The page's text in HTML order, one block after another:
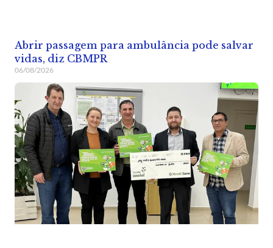
Abrir passagem para ambulância pode salvar
vidas, diz CBMPR
06/08/2026